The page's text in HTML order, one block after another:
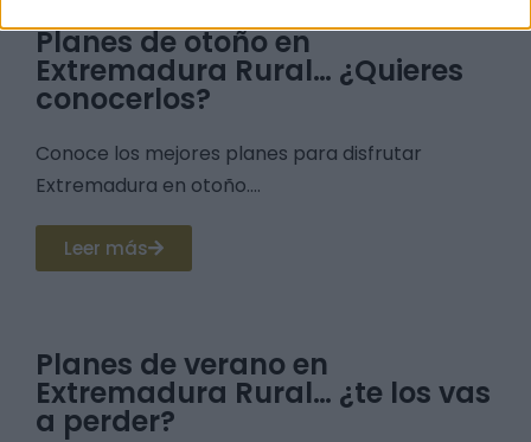
Planes de otoño en
Extremadura Rural… ¿Quieres
conocerlos?
Conoce los mejores planes para disfrutar
Extremadura en otoño....
Leer más
Planes de verano en
Extremadura Rural… ¿te los vas
a perder?